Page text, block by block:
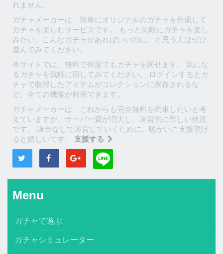
れません。
ガチャメーカーは、簡単にオリジナルのガチャを作成して
ガチャを楽しむサービスです。 もっと気軽にガチャを楽し
みたい、こんなガチャがあればいいのに、と思う人はぜひ
遊んでみてください。
本サイトでは、無料で何度でもガチャを回せます。 気にな
るガチャを気軽に回してみてください。 ログインするとガ
チャで取得したアイテムがコレクションに保存されるな
ど、全ての機能が利用できます。
ガチャメーカーは、これからも完全無料を約束したいと考
えていますが、サーバー費が増大し、運営的に苦しい状況
です。 課金なしで運営していくために、暖かいご支援頂け
ると嬉しいです。 支援する
Menu
ガチャで遊ぶ
ガチャシミュレーター